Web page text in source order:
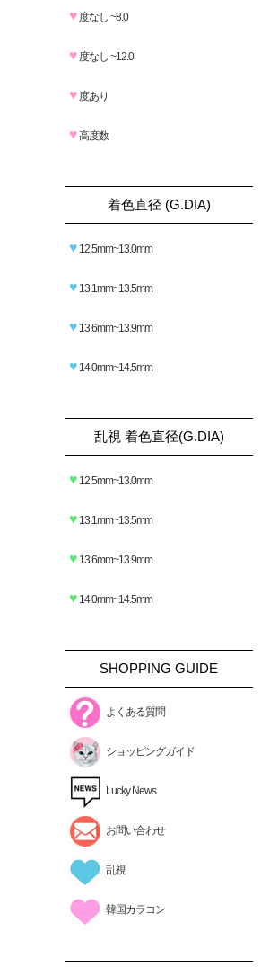
♥ 度なし ~8.0
♥ 度なし ~12.0
♥ 度あり
♥高度数
着色直径 (G.DIA)
♥ 12.5mm~13.0mm
♥ 13.1mm~13.5mm
♥ 13.6mm~13.9mm
♥ 14.0mm~14.5mm
乱視 着色直径(G.DIA)
♥ 12.5mm~13.0mm
♥ 13.1mm~13.5mm
♥ 13.6mm~13.9mm
♥ 14.0mm~14.5mm
SHOPPING GUIDE
よくある質問
ショッピングガイド
Lucky News
お問い合わせ
乱視
韓国カラコン